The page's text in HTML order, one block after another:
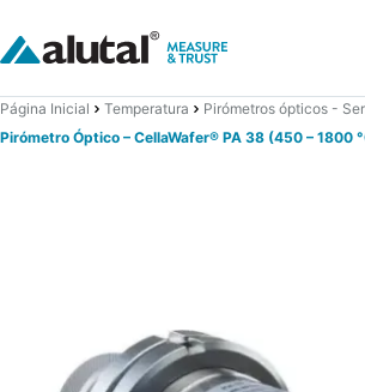
Página Inicial Temperatura
Pirómetros ópticos -
Pirómetro Óptico – CellaWafer® PA 38 (450 – 1800